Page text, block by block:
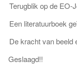
Terugblik op de EO-
Een literatuurboek
De kracht van beeld
Geslaagd!!